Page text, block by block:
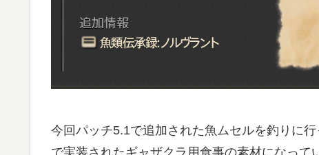
今回パッチ5.1で追加された魚ムセルを釣りに
で実装されたギャザクラ用食事の素材になって